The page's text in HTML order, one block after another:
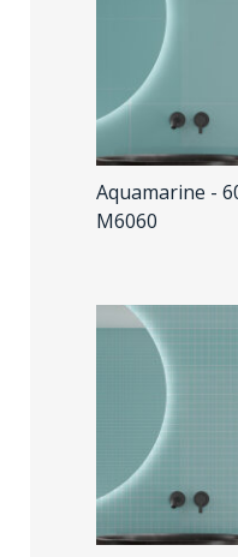
Aquamarine -
M6060